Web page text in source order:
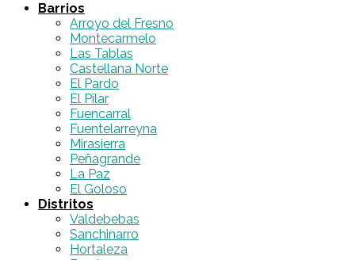
Barrios
Arroyo del Fresno
Montecarmelo
Las Tablas
Castellana Norte
El Pardo
El Pilar
Fuencarral
Fuentelarreyna
Mirasierra
Peñagrande
La Paz
El Goloso
Distritos
Valdebebas
Sanchinarro
Hortaleza